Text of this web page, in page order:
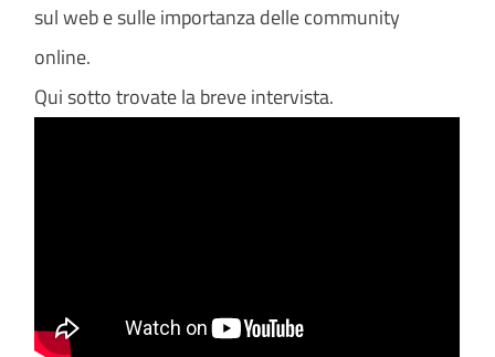
sul web e sulle importanza delle community
online.
Qui sotto trovate la breve intervista.